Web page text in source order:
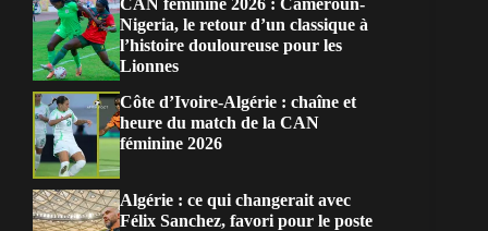
CAN féminine 2026 : Cameroun-
Nigeria, le retour d’un classique à
l’histoire douloureuse pour les
Lionnes
Côte d’Ivoire-Algérie : chaîne et
heure du match de la CAN
féminine 2026
Algérie : ce qui changerait avec
Félix Sanchez, favori pour le poste